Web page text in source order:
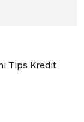
Tips Kredit